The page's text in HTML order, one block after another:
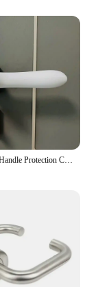
Silicone Door Handle Protection Cover, Porta Knob Guard, Protetor para o bebê, Criança Anti-Colisão, Segurança Home